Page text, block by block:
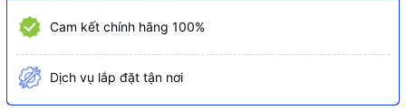
Cam kết chính hãng 100%
Dịch vụ lắp đặt tận nơi